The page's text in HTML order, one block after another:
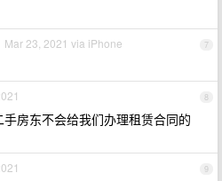
7
Mar 23, 2021 via iPhone
8
房东不会给我们办理租赁合同的
9